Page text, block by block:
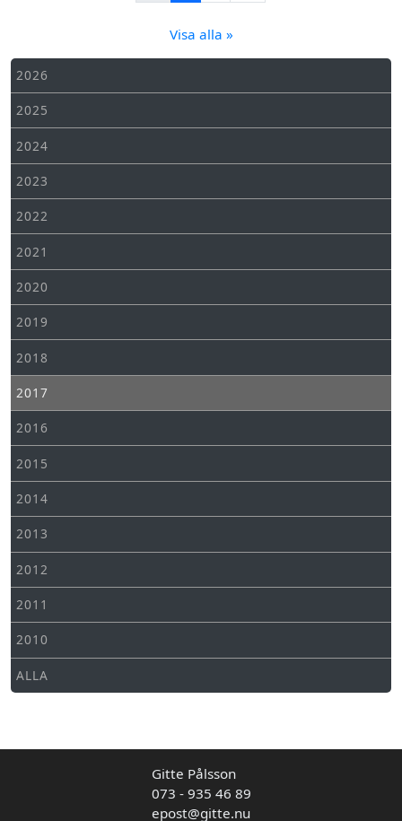
Visa alla »
2026
2025
2024
2023
2022
2021
2020
2019
2018
2017
2016
2015
2014
2013
2012
2011
2010
ALLA
Gitte Pålsson
073 - 935 46 89
epost@gitte.nu